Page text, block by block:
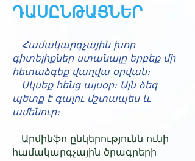
ԴԱՍԸՆԹԱՑՆԵՐ
Համակարգչային խոր
գիտելիքներ ստանալը երբեք մի
հետաձգեք վաղվա օրվան։
Սկսեք հենց այսօր։ Այն ձեզ
պետք է գալու մշտապես և
ամենուր։
Արմինֆո ընկերությունն ունի
համակարգչային ծրագրերի